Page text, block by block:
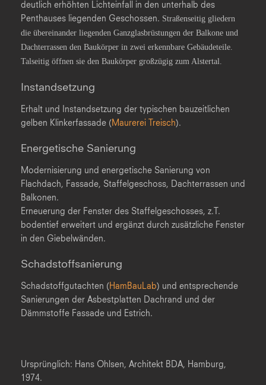
deutlich erhöhten Lichteinfall in den unterhalb des
Penthauses liegenden Geschossen. Straßenseitig gliedern
die übereinander liegenden Ganzglasbrüstungen der Balkone und
Dachterrassen den Baukörper in zwei erkennbare Gebäudeteile.
Talseitig öffnen sie den Baukörper großzügig zum Alstertal.
Instandsetzung
Erhalt und Instandsetzung der typischen bauzeitlichen
gelben Klinkerfassade (Maurerei Treisch).
Energetische Sanierung
Modernisierung und energetische Sanierung von
Flachdach, Fassade, Staffelgeschoss, Dachterrassen und
Balkonen.
Erneuerung der Fenster des Staffelgeschosses, z.T.
bodentief erweitert und ergänzt durch zusätzliche Fenster
in den Giebelwänden.
Schadstoffsanierung
Schadstoffgutachten (HamBauLab) und entsprechende
Sanierungen der Asbestplatten Dachrand und der
Dämmstoffe Fassade und Estrich.
Ursprünglich: Hans Ohlsen, Architekt BDA, Hamburg,
1974.